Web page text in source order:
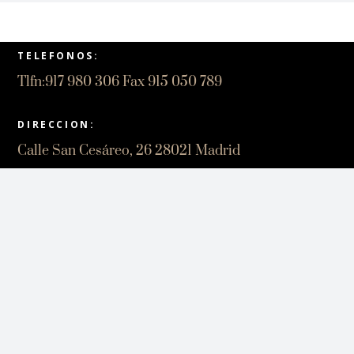
ERA: ES:
TELEFONOS:
Tlfn:917 980 306 Fax 915 050 789
DIRECCION:
Calle San Cesáreo, 26 28021 Madrid